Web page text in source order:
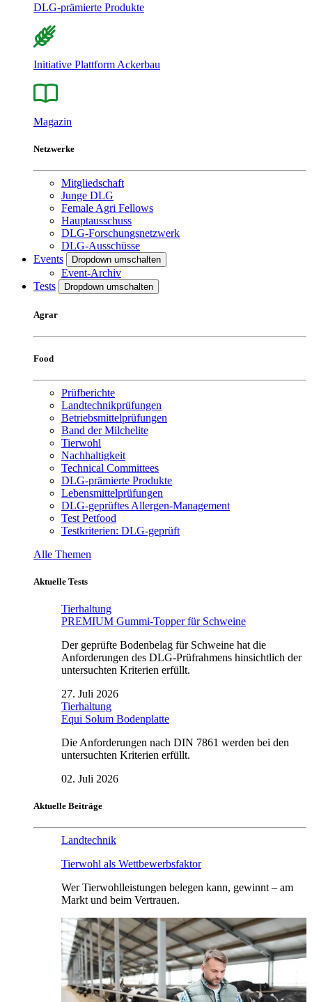
DLG-prämierte Produkte
Initiative Plattform Ackerbau
Magazin
Netzwerke
Mitgliedschaft
Junge DLG
Female Agri Fellows
Hauptausschuss
DLG-Forschungsnetzwerk
DLG-Ausschüsse
Events
Dropdown umschalten
Event-Archiv
Tests
Dropdown umschalten
Agrar
Food
Prüfberichte
Landtechnikprüfungen
Betriebsmittelprüfungen
Band der Milchelite
Tierwohl
Nachhaltigkeit
Technical Committees
DLG-prämierte Produkte
Lebensmittelprüfungen
DLG-geprüftes Allergen-Management
Test Petfood
Testkriterien: DLG-geprüft
Alle Themen
Aktuelle Tests
Tierhaltung
PREMIUM Gummi-Topper für Schweine
Der geprüfte Bodenbelag für Schweine hat die
Anforderungen des DLG-Prüfrahmens hinsichtlich der
untersuchten Kriterien erfüllt.
27. Juli 2026
Tierhaltung
Equi Solum Bodenplatte
Die Anforderungen nach DIN 7861 werden bei den
untersuchten Kriterien erfüllt.
02. Juli 2026
Aktuelle Beiträge
Landtechnik
Tierwohl als Wettbewerbsfaktor
Wer Tierwohlleistungen belegen kann, gewinnt – am
Markt und beim Vertrauen.